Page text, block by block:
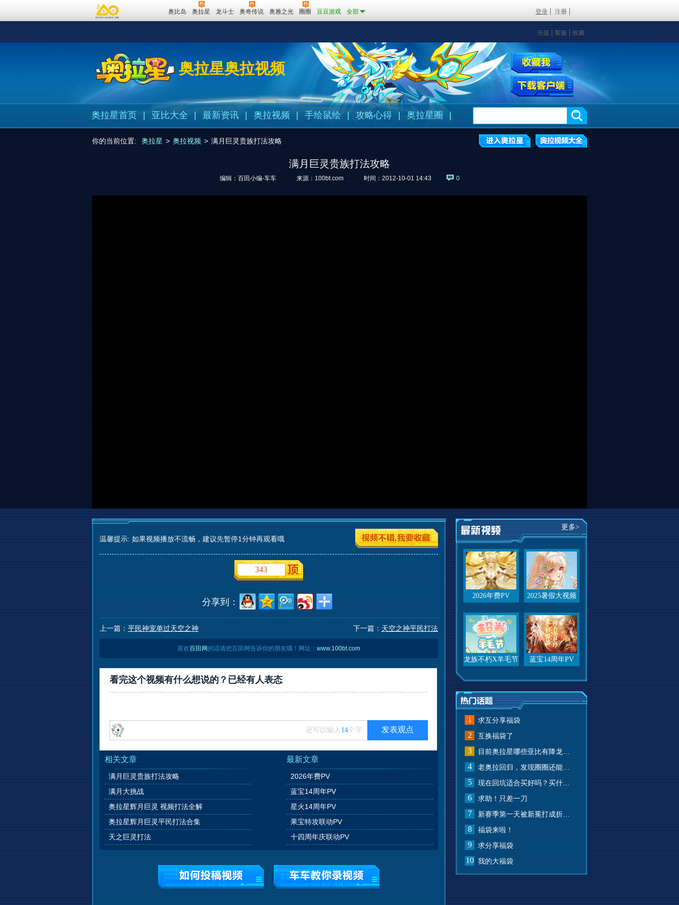
奥比岛 奥拉星 龙斗士 奥奇传说 奥雅之光 圈圈 豆豆游戏 全部 登录 注册
充值 客服 收藏
奥拉星奥拉视频
奥拉星首页 亚比大全 最新资讯 奥拉视频 手绘鼠绘 攻略心得 | 奥拉星圈
你的当前位置: 奥拉星 > 奥拉视频 > 满月巨灵贵族打法攻略
满月巨灵贵族打法攻略
编辑：百田小编-车车 来源： 100bt.com 时间：2012-10-01 14:43 0
温馨提示: 如果视频播放不流畅，建议先暂停1分钟再观看哦
343
分享到：
上一篇： 平民神宠单过天空之神 下一篇： 天空之神平民打法
喜欢百田网 的话请把百田网告诉你的朋友哦！网址： www.100bt.com
看完这个视频有什么想说的？已经有人表态
还可以输入 14个字 发表观点
相关文章
满月巨灵贵族打法攻略
满月大挑战
奥拉星辉月巨灵 视频打法全解
奥拉星辉月巨灵平民打法合集
天之巨灵打法
最新文章
2026年费PV
蓝宝14周年PV
星火14周年PV
果宝特攻联动PV
十四周年庆联动PV
更多>
2026年费PV 2025暑假大视频
龙族不朽X羊毛节 蓝宝14周年PV
1 求互分享福袋
2 互换福袋了
3
4
5
6 求助！只差一刀
7
8 福袋来啦！
9 求分享福袋
10 我的大福袋